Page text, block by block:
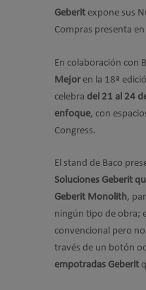
Geberit expone sus
Compras presenta
En colaboración con
Mejoren la 18ª
celebra del 21 al 24
enfoque, con
Congress.
El stand de Baco
Soluciones Geberit
Geberit Monolith,
ningún tipo de obra;
convencional pero
través de un botón
empotradas Geberit